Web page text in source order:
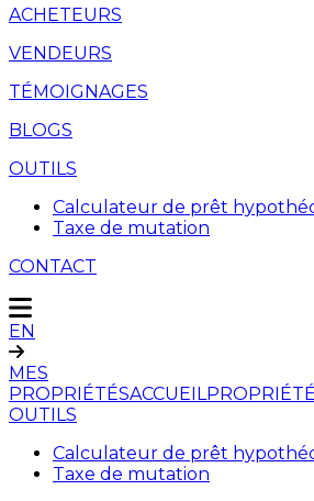
ACHETEURS
VENDEURS
TÉMOIGNAGES
BLOGS
OUTILS
Calculateur de prêt
Taxe de mutation
CONTACT
EN
MES
PROPRIÉTÉSACCUEIL
OUTILS
Calculateur de prêt
Taxe de mutation